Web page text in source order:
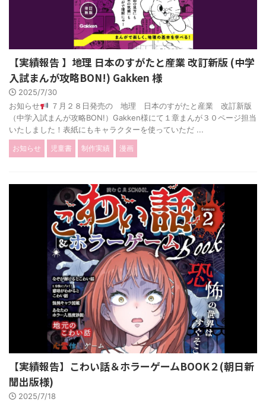
【実績報告 】地理 日本のすがたと産業 改訂新版 (中学
入試まんが攻略BON!) Gakken 様
2025/7/30
お知らせ
７月２８日発売の 地理 日本のすがたと産業 改訂新版
（中学入試まんが攻略BON!）Gakken様にて１章まんが３０ページ担当
いたしました！表紙にもキャラクターを使っていただ ...
お知らせ 児童書 制作実績 漫画
【実績報告】こわい話＆ホラーゲームBOOK２(朝日新
聞出版様)
2025/7/18